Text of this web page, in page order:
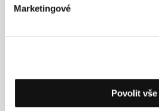
Marketingové
Povolit vše
následovaly tituly
poissons sont heureux?
Sebastiánu a ověnčeném mj.
v Torontu, San Franciscu a